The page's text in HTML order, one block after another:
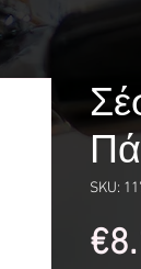
SKU: